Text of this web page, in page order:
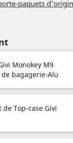
paquets
Monokey M9
bagagerie-Alu
de Top-case Givi